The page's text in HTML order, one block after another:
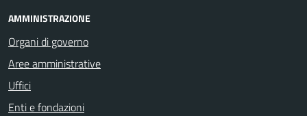
AMMINISTRAZIONE
Organi di governo
Aree amministrative
Uffici
Enti e fondazioni